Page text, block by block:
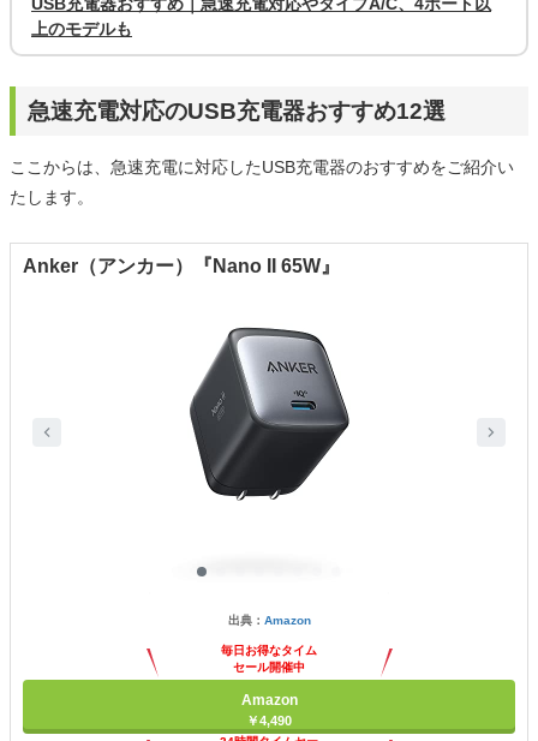
USB充電器おすすめ｜急速充電対応やタイプA/C、4ポート以
上のモデルも
急速充電対応のUSB充電器おすすめ12選
ここからは、急速充電に対応したUSB充電器のおすすめをご紹介い
たします。
Anker（アンカー）『Nano II 65W』
出典： Amazon
毎日お得なタイム
セール開催中
Amazon
￥4,490